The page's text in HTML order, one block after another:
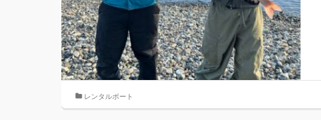
レンタルボート